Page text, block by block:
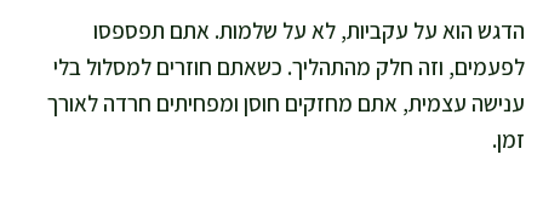
הדגש הוא על עקביות, לא על שלמות. אתם תפספסו
לפעמים, וזה חלק מהתהליך. כשאתם חוזרים למסלול בלי
ענישה עצמית, אתם מחזקים חוסן ומפחיתים חרדה לאורך
זמן.